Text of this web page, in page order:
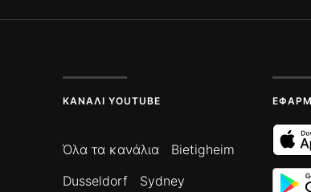
ΚΑΝΆΛΙ YOUTUBE
Όλα τα κανάλια
Bietigheim
Dusseldorf
Sydney